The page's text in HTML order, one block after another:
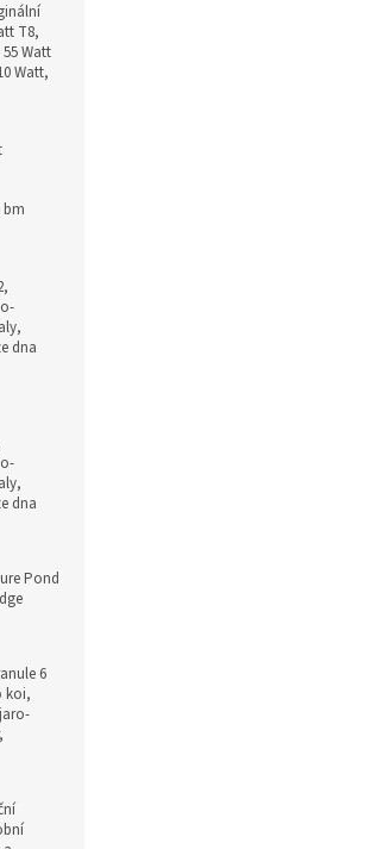
T8,
Watt
Watt,
bm
dna
dna
Pond
6
koi,